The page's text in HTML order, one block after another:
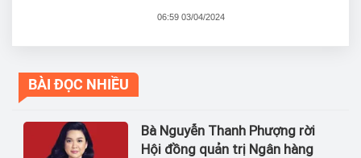
06:59 03/04/2024
BÀI ĐỌC NHIỀU
Bà Nguyễn Thanh Phượng rời
Hội đồng quản trị Ngân hàng